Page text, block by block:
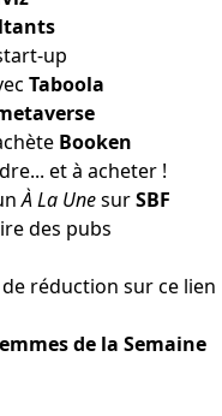
up
Taboola
Booken
et à acheter !
À La UnesurSBF
des pubs
de réduction surce lien
de la Semaine